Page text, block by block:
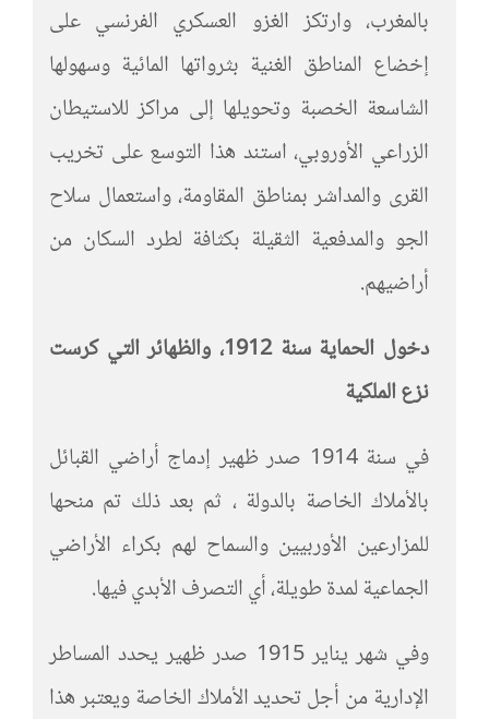
بالمغرب، وارتكز الغزو العسكري الفرنسي على
إخضاع المناطق الغنية بثرواتها المائية وسهولها
الشاسعة الخصبة وتحويلها إلى مراكز للاستيطان
الزراعي الأوروبي، استند هذا التوسع على تخريب
القرى والمداشر بمناطق المقاومة، واستعمال سلاح
الجو والمدفعية الثقيلة بكثافة لطرد السكان من
أراضيهم.
دخول الحماية سنة 1912، والظهائر التي كرست
نزع الملكية
في سنة 1914 صدر ظهير إدماج أراضي القبائل
بالأملاك الخاصة بالدولة ، ثم بعد ذلك تم منحها
للمزارعين الأوربيين والسماح لهم بكراء الأراضي
الجماعية لمدة طويلة، أي التصرف الأبدي فيها.
وفي شهر يناير 1915 صدر ظهير يحدد المساطر
الإدارية من أجل تحديد الأملاك الخاصة ويعتبر هذا